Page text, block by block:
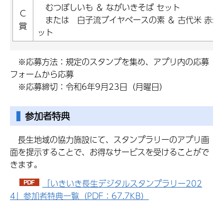
C
賞
むつぼしいも ＆ ながいきそば セット
または 白子流ブイヤベースの素 ＆ 古代米 赤米
ット
※応募方法：規定のスタンプを集め、アプリ内の応募
フォームから応募
※応募締切：令和6年9月23日（月曜日）
参加者特典
長生地域の協力施設にて、スタンプラリーのアプリ画
面を提示することで、お得なサービスを受けることがで
きます。
「いきいき長生デジタルスタンプラリー202
4」参加者特典一覧（PDF：67.7KB）